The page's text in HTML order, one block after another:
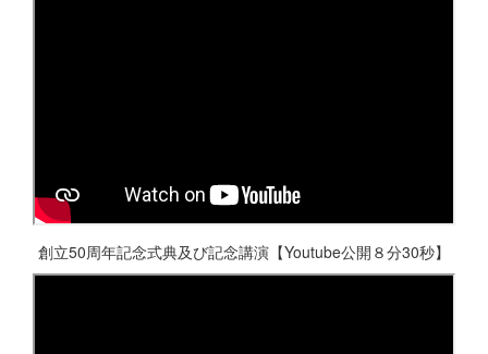
創立50周年記念式典及び記念講演【Youtube公開８分30秒】